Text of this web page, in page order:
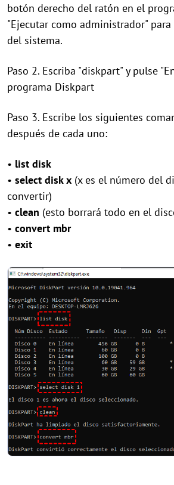
botón derecho del ratón en el
"Ejecutar como administrador"
del sistema.
Paso 2. Escriba "diskpart" y pulse
programa Diskpart
Paso 3. Escribe los siguientes
después de cada uno:
• list disk
• select disk x (x es el número del
convertir)
• clean (esto borrará todo en el
• convert mbr
• exit